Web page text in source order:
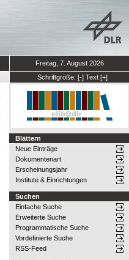
Freitag, 7. August 2026
Schriftgröße: [-] Text [+]
Blättern
Neue Einträge
Dokumentenart
Erscheinungsjahr
Institute & Einrichtungen
Suchen
Einfache Suche
Erweiterte Suche
Programmatische Suche
Vordefinierte Suche
RSS-Feed